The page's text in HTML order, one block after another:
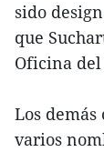
sido
que
Oficina
Los
varios